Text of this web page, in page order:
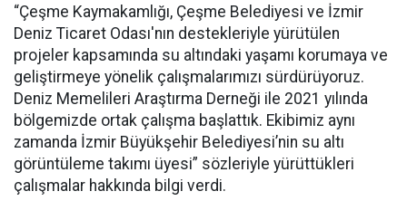
“Çeşme Kaymakamlığı, Çeşme Belediyesi ve İzmir
Deniz Ticaret Odası'nın destekleriyle yürütülen
projeler kapsamında su altındaki yaşamı korumaya ve
geliştirmeye yönelik çalışmalarımızı sürdürüyoruz.
Deniz Memelileri Araştırma Derneği ile 2021 yılında
bölgemizde ortak çalışma başlattık. Ekibimiz aynı
zamanda İzmir Büyükşehir Belediyesi’nin su altı
görüntüleme takımı üyesi” sözleriyle yürüttükleri
çalışmalar hakkında bilgi verdi.